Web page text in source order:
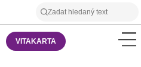
VITAKARTA